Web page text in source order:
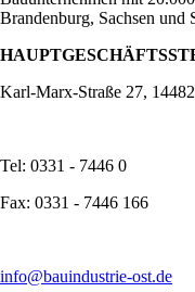
Brandenburg, Sachsen und
Karl-Marx-Straße 27,
Tel: 0331 - 7446 0
Fax: 0331 - 7446 166
info@bauindustrie-ost.de